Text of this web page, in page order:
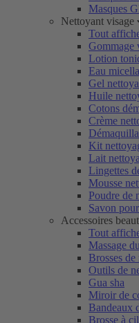
Masques
Nettoyant visage
Tout
Gommage
Lotion
Eau
Gel
Huile
Cotons
Crème
Kit
Lait
Lingettes
Mousse
Poudre de
Savon
Accessoires
Tout
Massage
Brosses
Outils de
Gua sha
Miroir de
Bandeaux
Brosse à